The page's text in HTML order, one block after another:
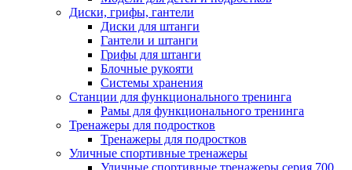
Диски, грифы, гантели
Диски для штанги
Гантели и штанги
Грифы для штанги
Блочные рукояти
Системы хранения
Станции для функционального тренинга
Рамы для функционального тренинга
Тренажеры для подростков
Тренажеры для подростков
Уличные спортивные тренажеры
Уличные спортивные тренажеры серия 700